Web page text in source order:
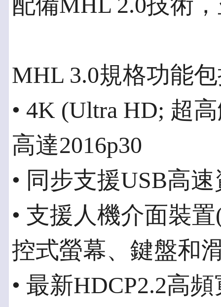
MHL 3.0規格功能
• 4K (Ultra HD; 超
高達2016p30
• 同步支援USB高
• 支援人機介面裝
控式螢幕、鍵盤和
• 最新HDCP2.2高